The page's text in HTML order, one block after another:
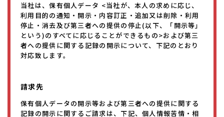
当社は、保有個人データ <当社が、本人の求めに応じ、
利用目的の通知・開示・内容訂正・追加又は削除・利用
停止・消去及び第三者への提供の停止(以下、「開示等」
という)のすべてに応じることができるもの>および第三
者への提供に関する記録の開示について、下記のとおり
対応致します。
請求先
保有個人データの開示等および第三者への提供に関する
記録の開示に関するご請求は、下記、個人情報苦情・相